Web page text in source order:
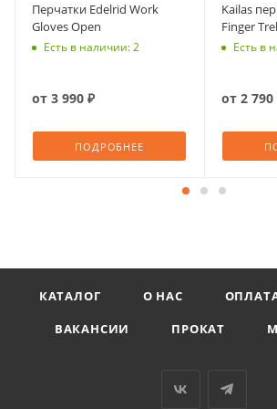
Перчатки Edelrid Work
Gloves Open
Есть в наличии: 2
от 3 990 ₽
ПОДРОБНЕЕ
Kailas
Finger
Есть в
от 2 790
КАТАЛОГ О НАС
ВАКАНСИИ
ПРОКАТ